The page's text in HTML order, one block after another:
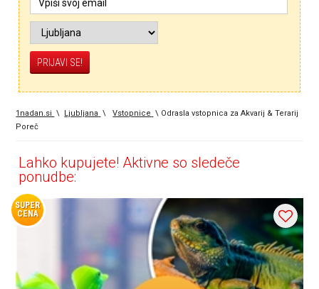
1nadan.si \ Ljubljana \ Vstopnice \ Odrasla vstopnica za Akvarij & Terarij
Poreč
Lahko kupujete! Aktivne so sledeče
ponudbe:
SUPER
CENA